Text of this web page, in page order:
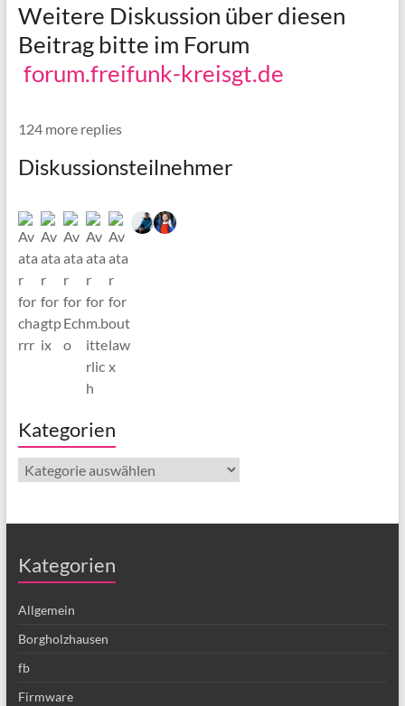
Weitere Diskussion über diesen
Beitrag bitte im Forum
forum.freifunk-kreisgt.de
124 more replies
Diskussionsteilnehmer
Kategorien
Kategorien
Kategorien
Allgemein
Borgholzhausen
fb
Firmware